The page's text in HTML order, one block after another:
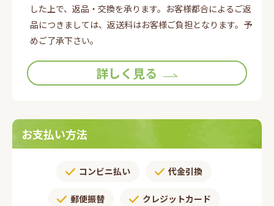
した上で、返品・交換を承ります。お客様都合によるご返
品につきましては、返送料はお客様ご負担となります。予
めご了承下さい。
詳しく見る
お支払い方法
コンビニ払い 代金引換
郵便振替​ クレジットカード